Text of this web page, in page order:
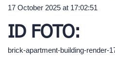
17 October 2025 at 17:02:51
ID FOTO:
brick-apartment-building-render-